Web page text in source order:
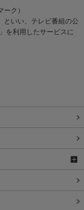
ク）
といい、テレビ番組の公
を利用したサービスに